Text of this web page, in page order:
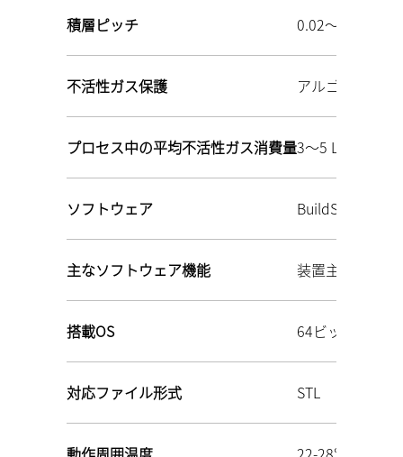
積層ピッチ 0.02～0.1 mm
不活性ガス保護 アルゴン/窒素
プロセス中の平均不活性ガス消費量3～5 L/分
ソフトウェア BuildStar/
主なソフトウェア機能 装置主要パラ
搭載OS 64ビット
対応ファイル形式 STL